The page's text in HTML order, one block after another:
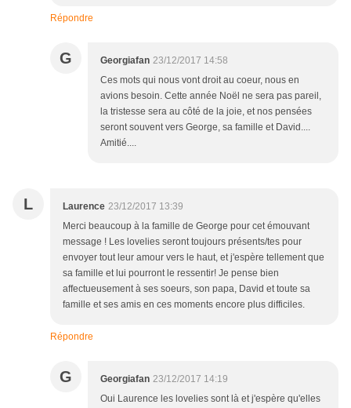
Répondre
G Georgiafan 23/12/2017 14:58
Ces mots qui nous vont droit au coeur, nous en
avions besoin. Cette année Noël ne sera pas pareil,
la tristesse sera au côté de la joie, et nos pensées
seront souvent vers George, sa famille et David....
Amitié....
L Laurence 23/12/2017 13:39
Merci beaucoup à la famille de George pour cet émouvant
message ! Les lovelies seront toujours présents/tes pour
envoyer tout leur amour vers le haut, et j'espère tellement que
sa famille et lui pourront le ressentir! Je pense bien
affectueusement à ses soeurs, son papa, David et toute sa
famille et ses amis en ces moments encore plus difficiles.
Répondre
G Georgiafan 23/12/2017 14:19
Oui Laurence les lovelies sont là et j'espère qu'elles